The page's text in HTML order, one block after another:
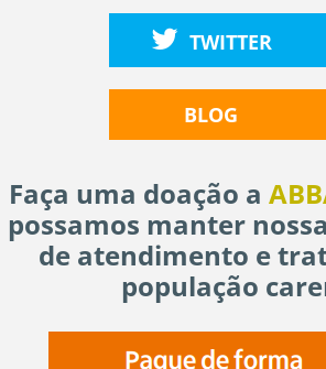
TWITTER
BLOG
Faça uma doação a
possamos manter
de atendimento e
população